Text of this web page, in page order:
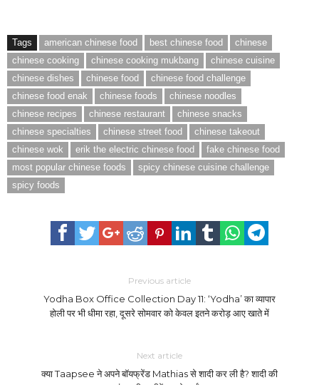
Tags american chinese food best chinese food
chinese
chinese cooking
chinese cooking mukbang
chinese cuisine
chinese dishes
chinese food
chinese food challenge
chinese food enak
chinese foods
chinese noodles
chinese recipes
chinese restaurant
chinese snacks
chinese specialties
chinese street food
chinese takeout
chinese wok
erik the electric chinese food
fake chinese food
most popular chinese foods
spicy chinese cuisine challenge
spicy foods
Previous article
Yodha Box Office Collection Day 11: ‘Yodha’ का व्यापार
होली पर भी धीमा रहा, दूसरे सोमवार को केवल इतने करोड़ आए खाते में
Next article
क्या Taapsee ने अपने बॉयफ्रेंड Mathias से शादी कर ली है? शादी की